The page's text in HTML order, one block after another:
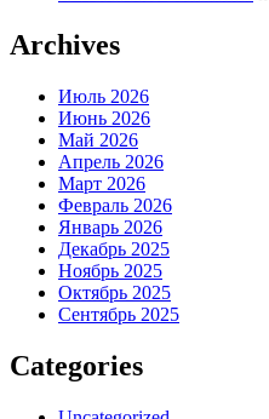
Archives
Июль 2026
Июнь 2026
Май 2026
Апрель 2026
Март 2026
Февраль 2026
Январь 2026
Декабрь 2025
Ноябрь 2025
Октябрь 2025
Сентябрь 2025
Categories